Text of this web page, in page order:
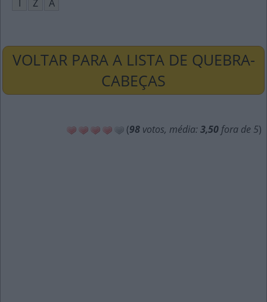
I
Z A
VOLTAR PARA A LISTA DE QUEBRA-
CABEÇAS
(98 votos, média: 3,50 fora de 5)